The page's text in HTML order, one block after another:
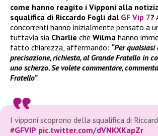
come hanno reagito i Vipponi alla
squalifica di Riccardo Fogli dal GF Vip 7?
concorrenti hanno inizialmente pensato a
tuttavia sia Charlie che Wilma hanno
fatto chiarezza, affermando: “Per qualsiasi
precisazione, richiesta, al Grande Fratello in
uno scherzo. Se volete commentare,
Fratello”.
I vipponi scoprono della squalifica di
#GFVIP pic.twitter.com/dVNKXKapZr